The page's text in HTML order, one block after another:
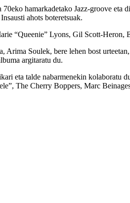
hamarkadetako Jazz-groove eta
ahots boteretsuak.
“Queenie” Lyons, Gil Scott-Heron,
Soulek, bere lehen bost
argitaratu du.
eta talde nabarmenekin
The Cherry Boppers, Marc